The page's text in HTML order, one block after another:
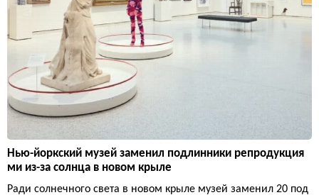
Нью-йоркский музей заменил подлинники репродукция
ми из-за солнца в новом крыле
Ради солнечного света в новом крыле музей заменил 20 под